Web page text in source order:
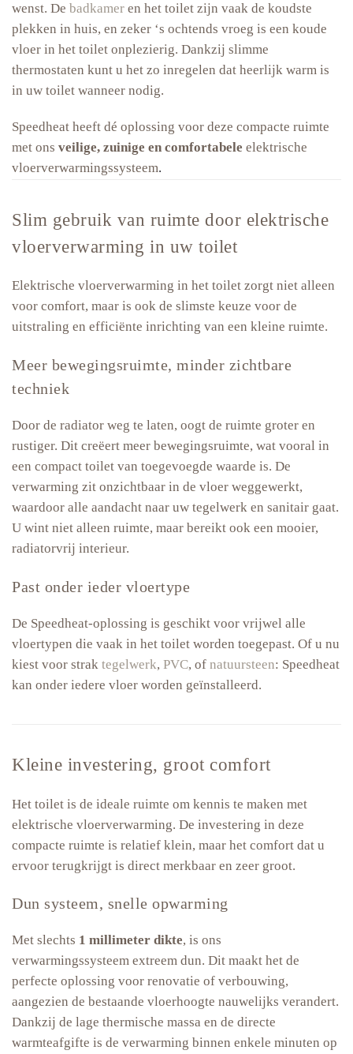
wenst. De badkamer en het toilet zijn vaak de koudste
plekken in huis, en zeker ‘s ochtends vroeg is een koude
vloer in het toilet onplezierig. Dankzij slimme
thermostaten kunt u het zo inregelen dat heerlijk warm is
in uw toilet wanneer nodig.
Speedheat heeft dé oplossing voor deze compacte ruimte
met ons veilige, zuinige en comfortabele elektrische
vloerverwarmingssysteem.
Slim gebruik van ruimte door elektrische
vloerverwarming in uw toilet
Elektrische vloerverwarming in het toilet zorgt niet alleen
voor comfort, maar is ook de slimste keuze voor de
uitstraling en efficiënte inrichting van een kleine ruimte.
Meer bewegingsruimte, minder zichtbare
techniek
Door de radiator weg te laten, oogt de ruimte groter en
rustiger. Dit creëert meer bewegingsruimte, wat vooral in
een compact toilet van toegevoegde waarde is. De
verwarming zit onzichtbaar in de vloer weggewerkt,
waardoor alle aandacht naar uw tegelwerk en sanitair gaat.
U wint niet alleen ruimte, maar bereikt ook een mooier,
radiatorvrij interieur.
Past onder ieder vloertype
De Speedheat-oplossing is geschikt voor vrijwel alle
vloertypen die vaak in het toilet worden toegepast. Of u nu
kiest voor strak tegelwerk, PVC, of natuursteen: Speedheat
kan onder iedere vloer worden geïnstalleerd.
Kleine investering, groot comfort
Het toilet is de ideale ruimte om kennis te maken met
elektrische vloerverwarming. De investering in deze
compacte ruimte is relatief klein, maar het comfort dat u
ervoor terugkrijgt is direct merkbaar en zeer groot.
Dun systeem, snelle opwarming
Met slechts 1 millimeter dikte, is ons
verwarmingssysteem extreem dun. Dit maakt het de
perfecte oplossing voor renovatie of verbouwing,
aangezien de bestaande vloerhoogte nauwelijks verandert.
Dankzij de lage thermische massa en de directe
warmteafgifte is de verwarming binnen enkele minuten op